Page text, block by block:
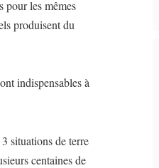
pour les mêmes
produisent du
indispensables à
situations de terre
centaines de